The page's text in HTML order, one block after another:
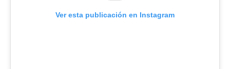
Ver esta publicación en Instagram